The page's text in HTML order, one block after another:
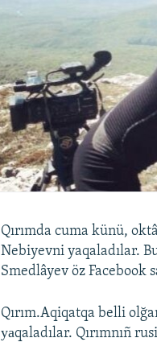
Qırımda cuma künü,
Nebiyevni yaqaladılar.
Smedlâyev öz Facebook
Qırım.Aqiqatqa belli
уаqaladılar. Qırımnıñ